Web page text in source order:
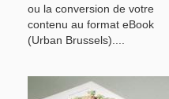
ou la conversion de votre
contenu au format eBook
(Urban Brussels)....